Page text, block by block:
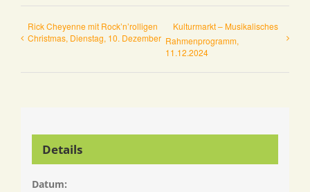
Rick Cheyenne mit Rock’n’rolligen
Christmas, Dienstag, 10. Dezember
Kulturmarkt – Musikalisches
Rahmenprogramm,
11.12.2024
Details
Datum: